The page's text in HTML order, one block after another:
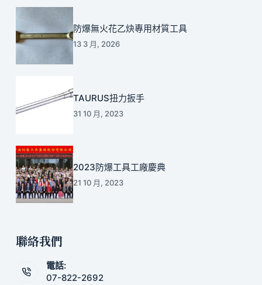
防爆無火花乙炔專用材質工具
13 3 月, 2026
TAURUS扭力扳手
31 10 月, 2023
2023防爆工具工廠慶典
21 10 月, 2023
聯絡我們
電話:
07-822-2692